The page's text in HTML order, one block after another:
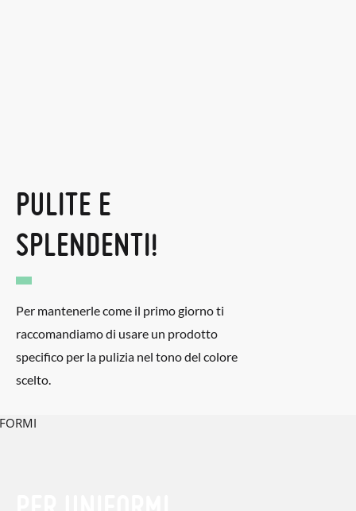
PULITE E
SPLENDENTI!
Per mantenerle come il primo giorno ti
raccomandiamo di usare un prodotto
specifico per la pulizia nel tono del colore
scelto.